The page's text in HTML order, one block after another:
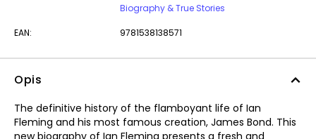
Biography & True Stories
EAN: 9781538138571
Opis
The definitive history of the flamboyant life of Ian
Fleming and his most famous creation, James Bond. This
new biography of Ian Fleming presents a fresh and